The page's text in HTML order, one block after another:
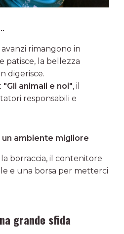
rimangono in
patisce, la bellezza
digerisce.
"Gli animali e noi", il
responsabili e
un ambiente migliore
borraccia, il contenitore
e una borsa per metterci
grande sfida